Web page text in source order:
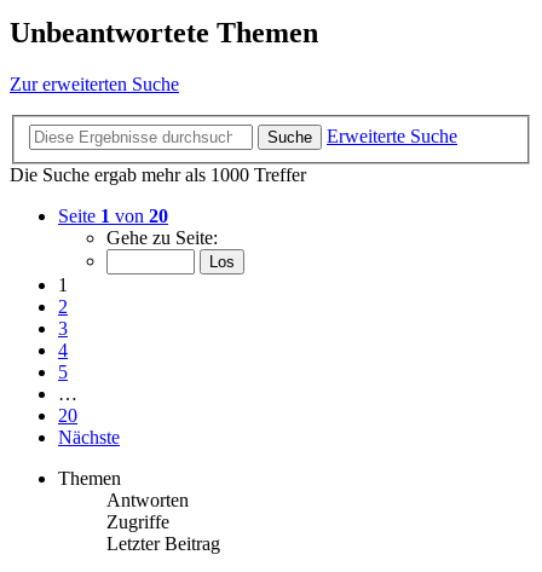
Unbeantwortete Themen
Zur erweiterten Suche
Suche
Erweiterte Suche
Die Suche ergab mehr als 1000 Treffer
Seite 1 von 20
Gehe zu Seite:
1
2
3
4
5
…
20
Nächste
Themen
Antworten
Zugriffe
Letzter Beitrag